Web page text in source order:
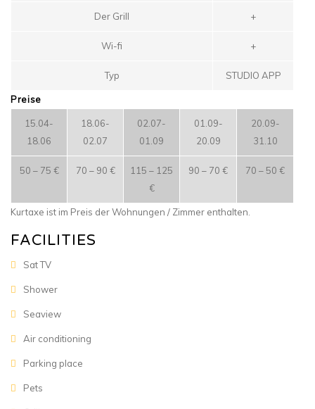
Der Grill +
Wi-fi +
Typ STUDIO APP
Preise
15.04-
18.06
18.06-
02.07
02.07-
01.09
01.09-
20.09
20.09-
31.10
50 – 75 € 70 – 90 €
115 – 125
€
90 – 70 € 70 – 50 €
Kurtaxe ist im Preis der Wohnungen / Zimmer enthalten.
FACILITIES
Sat TV
Shower
Seaview
Air conditioning
Parking place
Pets